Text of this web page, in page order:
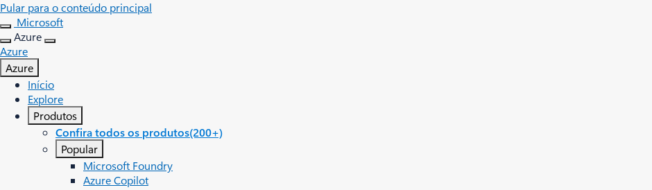
Pular para o conteúdo principal
Microsoft
Azure
Azure
Azure
Início
Explore
Produtos
Confira todos os produtos(200+)
Popular
Microsoft Foundry
Azure Copilot